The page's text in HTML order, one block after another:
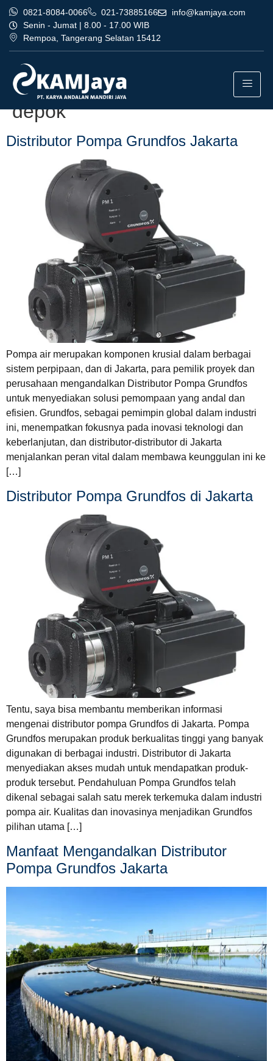
0821-8084-0066 021-73885166
info@kamjaya.com
Senin - Jumat | 8.00 - 17.00 WIB
Rempoa, Tangerang Selatan 15412
Tag:
pompa grundfos jakarta
depok
Distributor Pompa Grundfos Jakarta
Pompa air merupakan komponen krusial dalam berbagai
sistem perpipaan, dan di Jakarta, para pemilik proyek dan
perusahaan mengandalkan Distributor Pompa Grundfos
untuk menyediakan solusi pemompaan yang andal dan
efisien. Grundfos, sebagai pemimpin global dalam industri
ini, menempatkan fokusnya pada inovasi teknologi dan
keberlanjutan, dan distributor-distributor di Jakarta
menjalankan peran vital dalam membawa keunggulan ini ke
[…]
Distributor Pompa Grundfos di Jakarta
Tentu, saya bisa membantu memberikan informasi
mengenai distributor pompa Grundfos di Jakarta. Pompa
Grundfos merupakan produk berkualitas tinggi yang banyak
digunakan di berbagai industri. Distributor di Jakarta
menyediakan akses mudah untuk mendapatkan produk-
produk tersebut. Pendahuluan Pompa Grundfos telah
dikenal sebagai salah satu merek terkemuka dalam industri
pompa air. Kualitas dan inovasinya menjadikan Grundfos
pilihan utama […]
Manfaat Mengandalkan Distributor
Pompa Grundfos Jakarta